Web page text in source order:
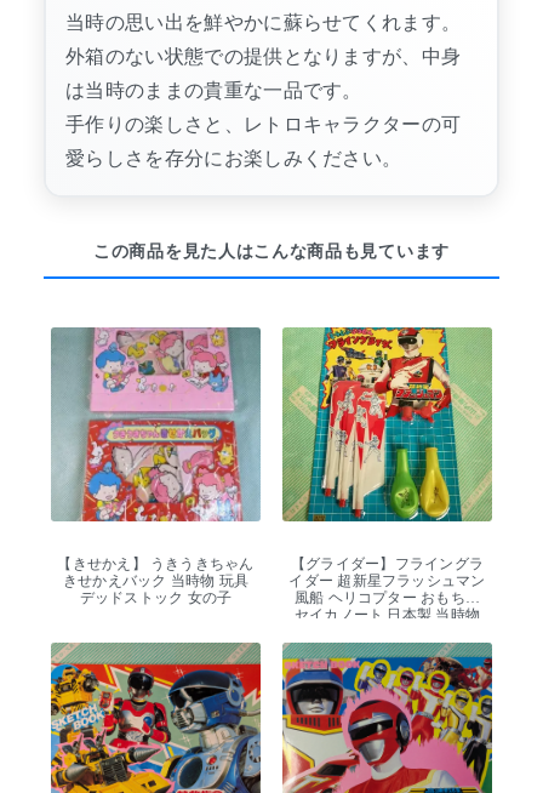
当時の思い出を鮮やかに蘇らせてくれます。
外箱のない状態での提供となりますが、中身
は当時のままの貴重な一品です。
手作りの楽しさと、レトロキャラクターの可
愛らしさを存分にお楽しみください。
この商品を見た人はこんな商品も見ています
【きせかえ】 うきうきちゃん
きせかえバック 当時物 玩具
デッドストック 女の子
【グライダー】フライングラ
イダー 超新星フラッシュマン
風船 ヘリコプター おもちゃ
セイカノート 日本製 当時物